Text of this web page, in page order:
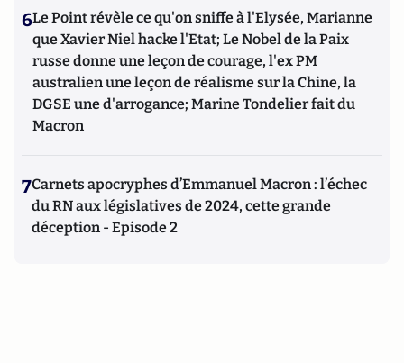
6Le Point révèle ce qu'on sniffe à l'Elysée, Marianne
que Xavier Niel hacke l'Etat; Le Nobel de la Paix
russe donne une leçon de courage, l'ex PM
australien une leçon de réalisme sur la Chine, la
DGSE une d'arrogance; Marine Tondelier fait du
Macron
7Carnets apocryphes d’Emmanuel Macron : l’échec
du RN aux législatives de 2024, cette grande
déception - Episode 2